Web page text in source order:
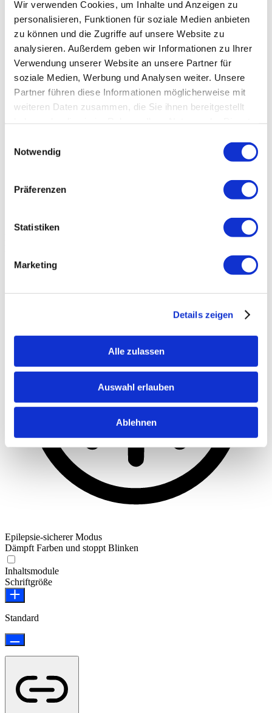
Wir verwenden Cookies, um Inhalte und Anzeigen zu
personalisieren, Funktionen für soziale Medien anbieten
zu können und die Zugriffe auf unsere Website zu
analysieren. Außerdem geben wir Informationen zu Ihrer
Verwendung unserer Website an unsere Partner für
soziale Medien, Werbung und Analysen weiter. Unsere
Partner führen diese Informationen möglicherweise mit
weiteren Daten zusammen, die Sie ihnen bereitgestellt
Notwendig
Präferenzen
Statistiken
Marketing
Details zeigen
Alle zulassen
Auswahl erlauben
Ablehnen
Epilepsie-sicherer Modus
Dämpft Farben und stoppt Blinken
Inhaltsmodule
Schriftgröße
Standard